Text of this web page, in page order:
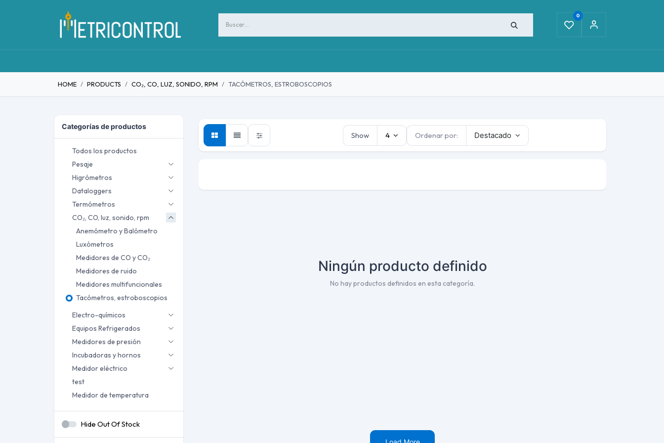
0
HOME PRODUCTS CO₂, CO, LUZ, SONIDO, RPM TACÓMETROS, ESTROBOSCOPIOS
Categorías de productos
Todos los productos
Pesaje
Higrómetros
Dataloggers
Termómetros
CO₂, CO, luz, sonido, rpm
Anemómetro y Balómetro
Luxómetros
Medidores de CO y CO₂
Medidores de ruido
Medidores multifuncionales
Tacómetros, estroboscopios
Electro-químicos
Equipos Refrigerados
Medidores de presión
Incubadoras y hornos
Medidor eléctrico
test
Medidor de temperatura
Hide Out Of Stock
Ordenar por: Destacado
Show 4
Ningún producto definido
No hay productos definidos en esta categoría.